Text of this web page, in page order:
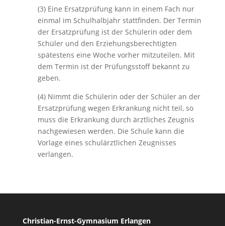
(3) Eine Ersatzprüfung kann in einem Fach nur
einmal im Schulhalbjahr stattfinden. Der Termin
der Ersatzprüfung ist der Schülerin oder dem
Schüler und den Erziehungsberechtigten
spätestens eine Woche vorher mitzuteilen. Mit
dem Termin ist der Prüfungsstoff bekannt zu
geben.
(4) Nimmt die Schülerin oder der Schüler an der
Ersatzprüfung wegen Erkrankung nicht teil, so
muss die Erkrankung durch ärztliches Zeugnis
nachgewiesen werden. Die Schule kann die
Vorlage eines schulärztlichen Zeugnisses
verlangen.
Christian-Ernst-Gymnasium Erlangen